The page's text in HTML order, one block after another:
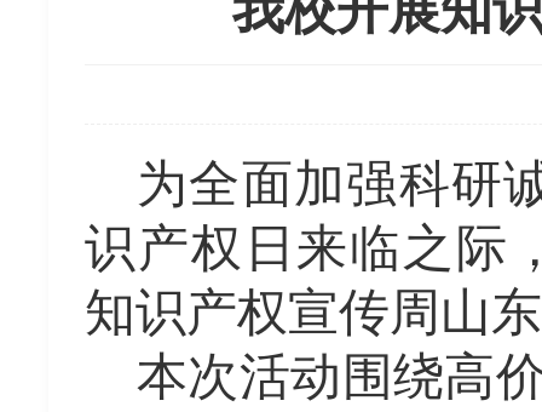
为全面加强科研
识产权日来临之际
知识产权宣传周山
本次活动围绕高